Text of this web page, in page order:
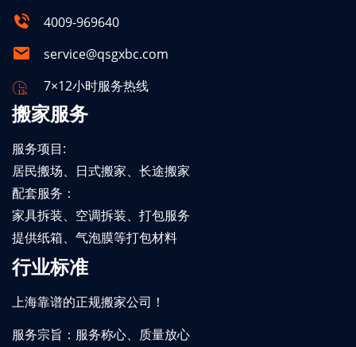
4009-969640
service@qsgxbc.com
7×12小时服务热线
搬家服务
服务项目:
居民搬场、日式搬家、长途搬家
配套服务：
家具拆装、空调拆装、打包服务
提供纸箱、气泡膜等打包材料
行业标准
上海靠谱的正规搬家公司！
服务宗旨：服务称心、质量放心